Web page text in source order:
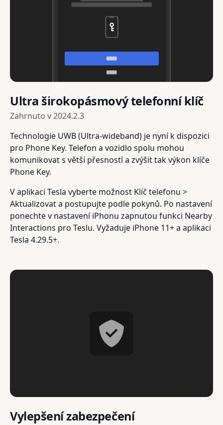
Ultra širokopásmový telefonní klíč
Zahrnuto v2024.2.3
Technologie UWB (Ultra-wideband) je nyní k dispozici
pro Phone Key. Telefon a vozidlo spolu mohou
komunikovat s větší přesností a zvýšit tak výkon klíče
Phone Key.
V aplikaci Tesla vyberte možnost Klíč telefonu >
Aktualizovat a postupujte podle pokynů. Po nastavení
ponechte v nastavení iPhonu zapnutou funkci Nearby
Interactions pro Teslu. Vyžaduje iPhone 11+ a aplikaci
Tesla 4.29.5+.
Vylepšení zabezpečení